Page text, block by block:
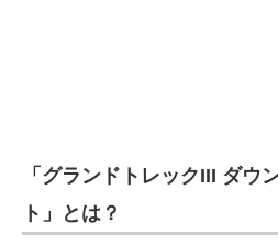
「グランドトレックIII ダウ
ト」とは？